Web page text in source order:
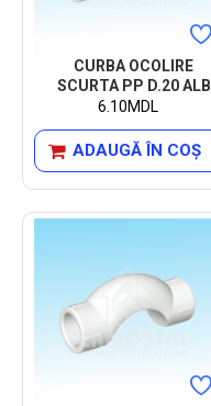
CURBA OCOLIRE
SCURTA PP D.20 ALB
6.10MDL
ADAUGĂ ÎN COŞ